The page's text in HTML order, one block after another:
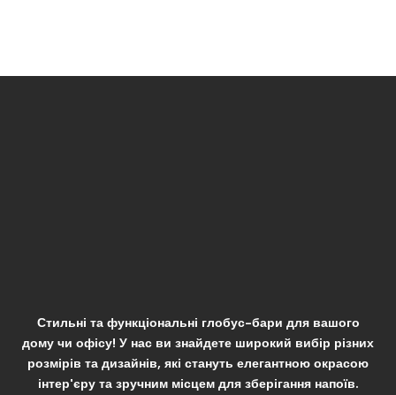
Стильні та функціональні глобус-бари для вашого
дому чи офісу! У нас ви знайдете широкий вибір різних
розмірів та дизайнів, які стануть елегантною окрасою
інтер'єру та зручним місцем для зберігання напоїв.